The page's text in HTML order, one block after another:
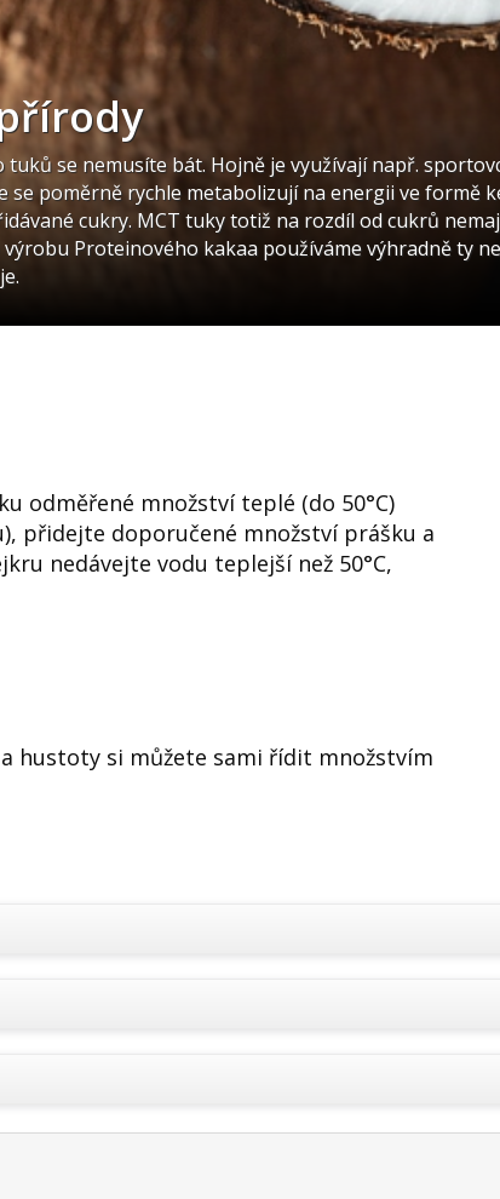
se nemusíte bát. Hojně je využívají např.
poměrně rychle metabolizují na energii ve formě
cukry. MCT tuky totiž na rozdíl od cukrů
Proteinového kakaa používáme výhradně ty
odměřené množství teplé (do 50°C)
přidejte doporučené množství prášku a
nedávejte vodu teplejší než 50°C,
hustoty si můžete sami řídit množstvím